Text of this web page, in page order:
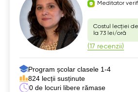
Meditator
Costul lecției de
la 73 lei/oră
(17 recenzii)
Program școlar clasele 1-4
824 lecții susținute
0 de locuri libere rămase